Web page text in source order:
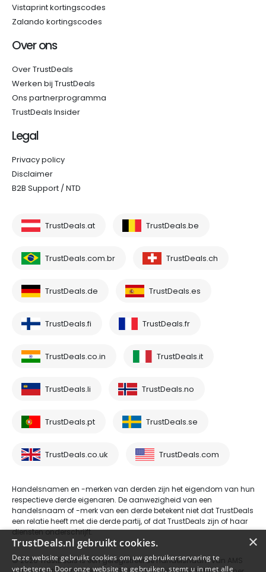
Vistaprint kortingscodes
Zalando kortingscodes
Over ons
Over TrustDeals
Werken bij TrustDeals
Ons partnerprogramma
TrustDeals Insider
Legal
Privacy policy
Disclaimer
B2B Support / NTD
TrustDeals.at TrustDeals.be
TrustDeals.com.br TrustDeals.ch
TrustDeals.de TrustDeals.es
TrustDeals.fi TrustDeals.fr
TrustDeals.co.in TrustDeals.it
TrustDeals.li TrustDeals.no
TrustDeals.pt TrustDeals.se
TrustDeals.co.uk TrustDeals.com
Handelsnamen en -merken van derden zijn het eigendom van hun
respectieve derde eigenaren. De aanwezigheid van een
handelsnaam of -merk van een derde betekent niet dat TrustDeals
een relatie heeft met die derde partij, of dat TrustDeals zijn of haar
diensten onderschrijft.
© 2026 TrustDeals is een geregistreerde handelsnaam van AMS
×
TrustDeals.nl gebruikt cookies.
Deze website gebruikt cookies om uw gebruikerservaring te
verbeteren. Door onze website te gebruiken, stemt u in met alle